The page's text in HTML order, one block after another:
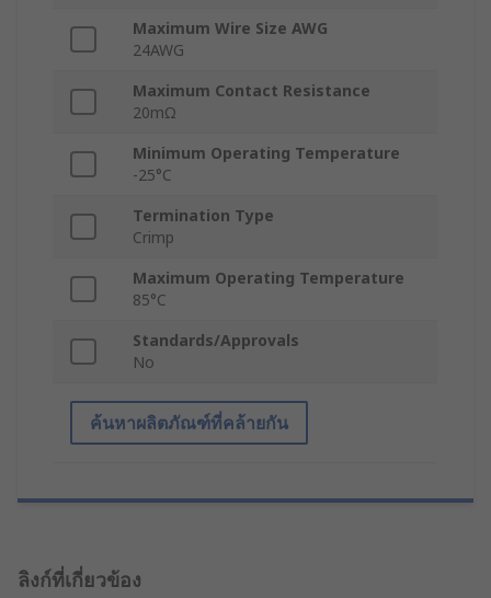
Maximum Wire Size AWG
24AWG
Maximum Contact Resistance
20mΩ
Minimum Operating Temperature
-25°C
Termination Type
Crimp
Maximum Operating Temperature
85°C
Standards/Approvals
No
ค้นหาผลิตภัณฑ์ที่คล้ายกัน
ลิงก์ที่เกี่ยวข้อง